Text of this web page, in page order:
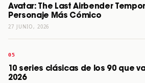
Avatar: The Last Airbender
Personaje Más Cómico
27 JUNIO, 2026
10 series clásicas de los 90 que
2026